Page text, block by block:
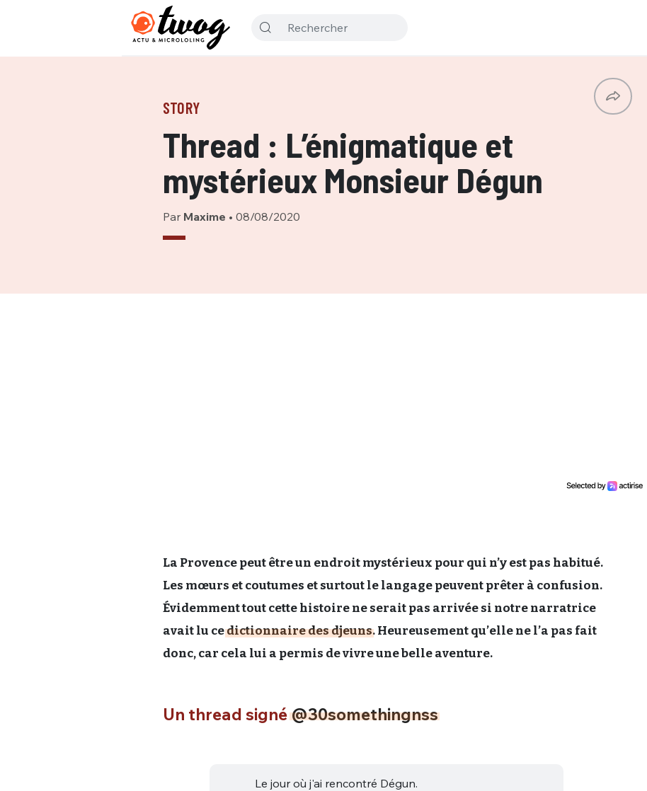
STORY
Thread : L’énigmatique et
mystérieux Monsieur Dégun
Par Maxime • 08/08/2020
La Provence peut être un endroit mystérieux pour qui n’y est pas habitué.
Les mœurs et coutumes et surtout le langage peuvent prêter à confusion.
Évidemment tout cette histoire ne serait pas arrivée si notre narratrice
avait lu cedictionnaire des djeuns. Heureusement qu’elle ne l’a pas fait
donc, car cela lui a permis de vivre une belle aventure.
Un thread signé@30somethingnss
Le jour où j'ai rencontré Dégun.